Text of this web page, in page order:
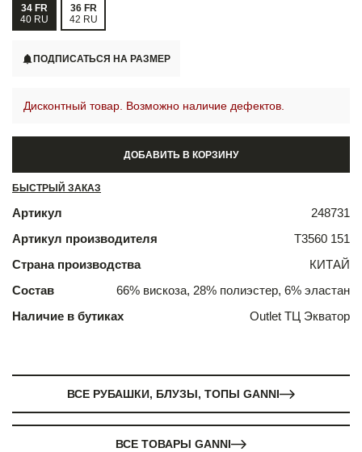
34 FR
40 RU
36 FR
42 RU
ПОДПИСАТЬСЯ НА РАЗМЕР
Дисконтный товар. Возможно наличие дефектов.
ДОБАВИТЬ В КОРЗИНУ
БЫСТРЫЙ ЗАКАЗ
Артикул
248731
Артикул производителя
T3560 151
Страна производства
КИТАЙ
Состав
66% вискоза, 28% полиэстер, 6% эластан
Наличие в бутиках
Outlet ТЦ Экватор
ВСЕ РУБАШКИ, БЛУЗЫ, ТОПЫ GANNI
ВСЕ ТОВАРЫ GANNI